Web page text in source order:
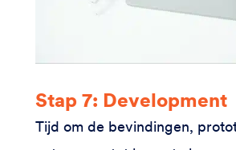
Stap 7: Development
Tijd om de bevindingen,